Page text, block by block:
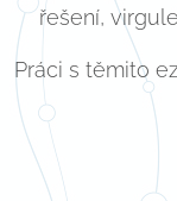
řešení,
Práci s těmito